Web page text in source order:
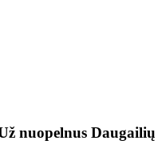
nuopelnus Daugailių